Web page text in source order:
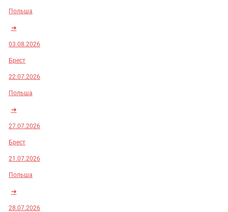
Польша
➜
03.08.2026
Брест
22.07.2026
Польша
➜
27.07.2026
Брест
21.07.2026
Польша
➜
28.07.2026